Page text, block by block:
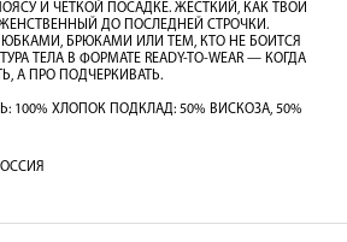
И ЧЁТКОЙ ПОСАДКЕ. ЖЁСТКИЙ, КАК ТВОИ
ДО ПОСЛЕДНЕЙ СТРОЧКИ.
ЮБКАМИ, БРЮКАМИ ИЛИ ТЕМ, КТО НЕ БОИТСЯ
ТЕЛА В ФОРМАТЕ READY-TO-WEAR — КОГДА
А ПРО ПОДЧЕРКИВАТЬ.
100% ХЛОПОК ПОДКЛАД: 50% ВИСКОЗА, 50%